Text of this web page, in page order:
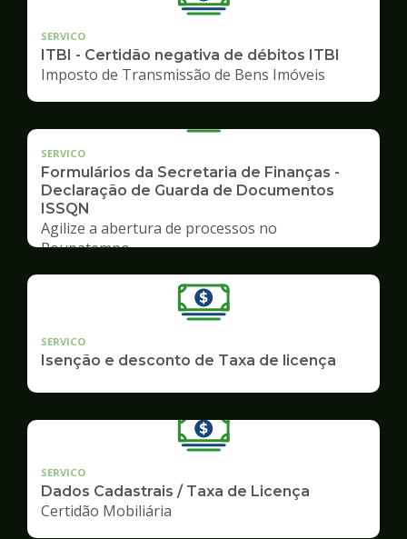
SERVICO
ITBI - Certidão negativa de débitos ITBI
Imposto de Transmissão de Bens Imóveis
SERVICO
Formulários da Secretaria de Finanças -
Declaração de Guarda de Documentos
ISSQN
Agilize a abertura de processos no
Poupatempo
SERVICO
Isenção e desconto de Taxa de licença
SERVICO
Dados Cadastrais / Taxa de Licença
Certidão Mobiliária